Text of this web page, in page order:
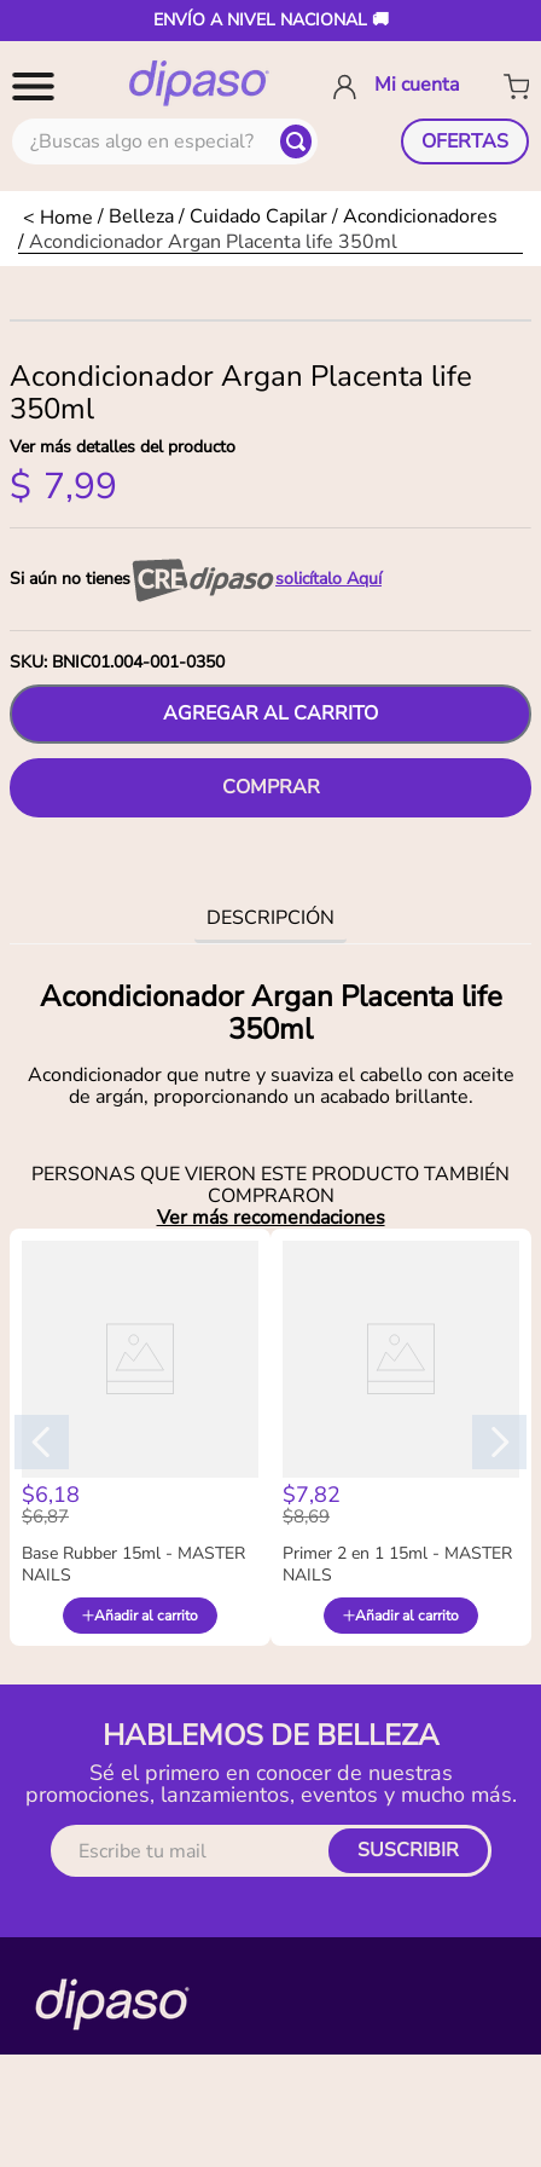
ENVÍO A NIVEL NACIONAL 🚚
¿Buscas algo en especial? OFERTAS
Belleza Cuidado Capilar Acondicionadores
Acondicionador Argan Placenta life 350ml
Acondicionador Argan Placenta life
350ml
Ver más detalles del producto
$ 7,99
Si aún no tienes solicítalo Aquí
SKU: BNIC01.004-001-0350
AGREGAR AL CARRITO
COMPRAR
DESCRIPCIÓN
Acondicionador Argan Placenta life
350ml
Acondicionador que nutre y suaviza el cabello con aceite
de argán, proporcionando un acabado brillante.
PERSONAS QUE VIERON ESTE PRODUCTO TAMBIÉN
COMPRARON
Ver más recomendaciones
$6,18
$6,87
Base Rubber 15ml - MASTER
NAILS
Añadir al carrito
$7,82
$8,69
Primer 2 en 1 15ml - MASTER
NAILS
Añadir al carrito
HABLEMOS DE BELLEZA
Sé el primero en conocer de nuestras
promociones, lanzamientos, eventos y mucho más.
SUSCRIBIR